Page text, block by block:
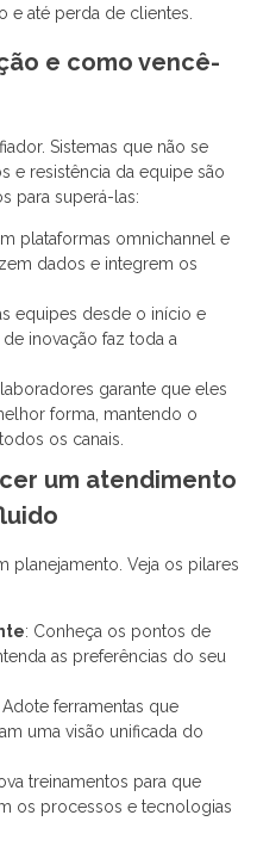
e até perda de clientes.
e como vencê-
Sistemas que não se
e resistência da equipe são
para superá-las:
plataformas omnichannel e
dados e integrem os
equipes desde o início e
inovação faz toda a
garante que eles
forma, mantendo o
os canais.
um atendimento
planejamento. Veja os pilares
: Conheça os pontos de
as preferências do seu
Adote ferramentas que
uma visão unificada do
treinamentos para que
os processos e tecnologias